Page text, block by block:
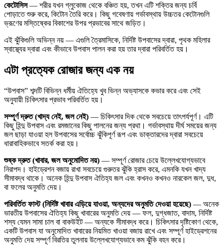
কেটোসিস— শরীর যখন গ্লুকোজ থেকে বঞ্চিত হয়, তখন এটি শক্তির জন্য চর্বি
পোড়াতে শুরু করে, কিটোন তৈরি করে। কিছু গবেষণায় গর্ভাবস্থায় উচ্চতর কেটোনগুলি
ভ্রূণের মস্তিষ্কের বিকাশের উপর প্রভাবের সাথে জড়িত।
এই ঝুঁকিগুলি অভিন্ন নয় — এগুলি ত্রৈমাসিকে, নির্দিষ্ট উপবাসের দ্বারা, পৃথক মহিলার
স্বাস্থ্যের দ্বারা এবং কীভাবে উপবাস পালন করা হয় তার দ্বারা পরিবর্তিত হয়।
এটা প্রত্যেক রোজার জন্য এক নয়
“উপবাস” শব্দটি বিভিন্ন ধর্মীয় ঐতিহ্যে খুব ভিন্ন অভ্যাসকে কভার করে এবং সেই
অনুযায়ী চিকিৎসার প্রভাব পরিবর্তিত হয়।
সম্পূর্ণ দ্রুত (খাদ্য নেই, জল নেই) — চিকিৎসার দিক থেকে সবচেয়ে তাৎপর্যপূর্ণ। এটি
কিছু হিন্দু উপবাস এবং রমজানের কিছু পালনের জন্য প্রথা। গর্ভাবস্থায় দীর্ঘ সময়ের জন্য
জল ছাড়া যাওয়া হল উপবাসের সর্বোচ্চ ঝুঁকিপূর্ণ রূপ এবং ডাক্তারদের দ্বারা সবচেয়ে
ধারাবাহিকভাবে সতর্ক করা হয়।
শুষ্ক দ্রুত (খাবার, জল অনুমোদিত নয়) — সম্পূর্ণ রোজার চেয়ে উল্লেখযোগ্যভাবে
নিরাপদ। হাইড্রেশন বজায় রাখা সবচেয়ে গুরুতর ঝুঁকি হ্রাস করে, এমনকি যখন খাদ্য
সীমাবদ্ধ থাকে। অনেক হিন্দু উপবাস ঐতিহ্য জল এবং কখনও কখনও নারকেল জল, দুধ,
বা ফলের অনুমতি দেয়।
পরিবর্তিত ফাস্ট (নির্দিষ্ট খাবার এড়িয়ে যাওয়া, অন্যদের অনুমতি দেওয়া হয়েছে) — অনেক
ভারতীয় উপবাসের ঐতিহ্য কিছু খাবারের অনুমতি দেয় — ফল, দুগ্ধজাত, বাদাম, নির্দিষ্ট
শস্য যেমন সামা চাল বা বাকউইট — অন্যকে সীমাবদ্ধ করে। চিকিৎসার দৃষ্টিকোণ থেকে,
একটি উপবাস যা অনুমোদিত খাবারের নিয়মিত খাওয়া বজায় রাখে এবং সম্পূর্ণ হাইড্রেশনের
অনুমতি দেয় সম্পূর্ণ বিরতির তুলনায় উল্লেখযোগ্যভাবে কম ঝুঁকি বহন করে।